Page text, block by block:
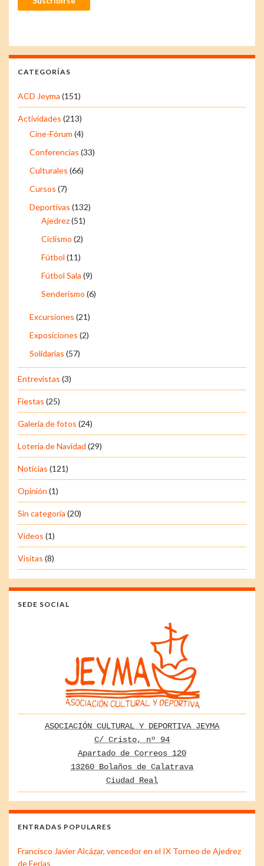
CATEGORÍAS
ACD Jeyma (151)
Actividades (213)
Cine-Fórum (4)
Conferencias (33)
Culturales (66)
Cursos (7)
Deportivas (132)
Ajedrez(51)
Ciclismo (2)
Fútbol (11)
Fútbol Sala (9)
Senderismo (6)
Excursiones (21)
Exposiciones (2)
Solidarias (57)
Entrevistas (3)
Fiestas (25)
Galería de fotos (24)
Lotería de Navidad (29)
Noticias (121)
Opinión (1)
Sin categoría (20)
Vídeos (1)
Visitas (8)
SEDE SOCIAL
ASOCIACIÓN CULTURAL Y DEPORTIVA JEYMA
C/ Cristo, nº 94
Apartado de Correos 120
13260 Bolaños de Calatrava
Ciudad Real
ENTRADAS POPULARES
Francisco Javier Alcázar, vencedor en el IX Torneo de Ajedrez
de Ferias